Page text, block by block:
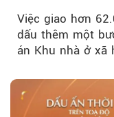
Việc giao hơn
dấu thêm một
án Khu nhà ở xã